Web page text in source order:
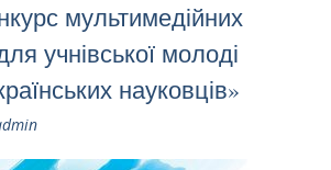
мультимедійних
учнівської молоді
науковців»